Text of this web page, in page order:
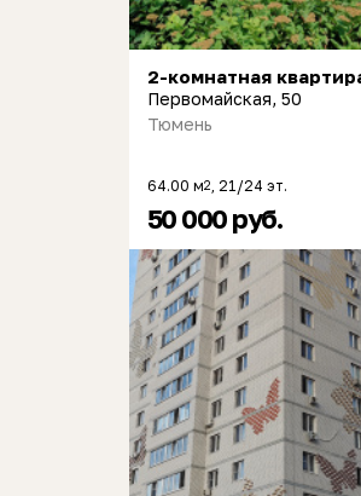
2-комнатная
Первомайская, 50
Тюмень
64.00 м2 , 21/24 эт.
50 000 руб.